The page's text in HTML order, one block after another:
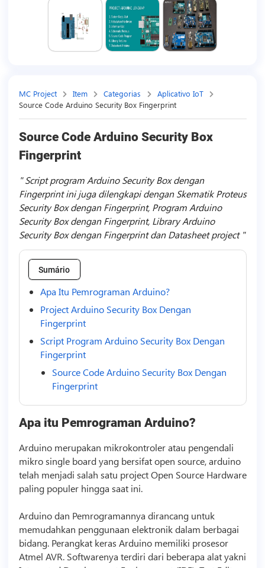
MC Project Item Categorias
Aplicativo IoT
Source Code Arduino Security Box Fingerprint
Source Code Arduino Security Box
Fingerprint
Script program Arduino Security Box dengan
Fingerprint ini juga dilengkapi dengan Skematik Proteus
Security Box dengan Fingerprint, Program Arduino
Security Box dengan Fingerprint, Library Arduino
Security Box dengan Fingerprint dan Datasheet project
Sumário
Apa Itu Pemrograman Arduino?
Project Arduino Security Box Dengan
Fingerprint
Script Program Arduino Security Box Dengan
Fingerprint
Source Code Arduino Security Box Dengan
Fingerprint
Apa itu Pemrograman Arduino?
Arduino merupakan mikrokontroler atau pengendali
mikro single board yang bersifat open source, arduino
telah menjadi salah satu project Open Source Hardware
paling populer hingga saat ini.
Arduino dan Pemrogramannya dirancang untuk
memudahkan penggunaan elektronik dalam berbagai
bidang. Perangkat keras Arduino memiliki prosesor
Atmel AVR. Softwarenya terdiri dari beberapa alat yakni